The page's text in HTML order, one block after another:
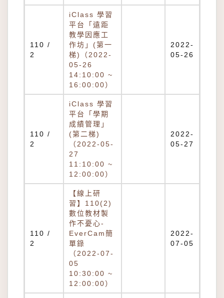
110 /
2
iClass 學習
平台「遠距
教學因應工
作坊」(第一
梯)（2022-
05-26
14:10:00 ~
16:00:00）
2022-
05-26
110 /
2
iClass 學習
平台「學期
成績管理」
(第二梯)
（2022-05-
27
11:10:00 ~
12:00:00）
2022-
05-27
110 /
2
【線上研
習】110(2)
數位教材製
作不憂心-
EverCam簡
單錄
（2022-07-
05
10:30:00 ~
12:00:00）
2022-
07-05